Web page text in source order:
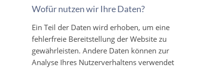
Wofür nutzen wir Ihre Daten?
Ein Teil der Daten wird erhoben, um eine
fehlerfreie Bereitstellung der Website zu
gewährleisten. Andere Daten können zur
Analyse Ihres Nutzerverhaltens verwendet